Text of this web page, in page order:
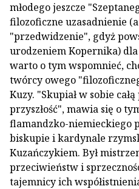
młodego jeszcze
filozoficzne uzasadnienie
"przedwidzenie", gdyż
urodzeniem Kopernika)
warto o tym wspomnieć,
twórcy owego
Kuzy. "Skupiał w sobie całą
przyszłość", mawia się o
flamandzko-niemieckiego
biskupie i kardynale
Kuzańczykiem. Był
przeciwieństw i
tajemnicy ich